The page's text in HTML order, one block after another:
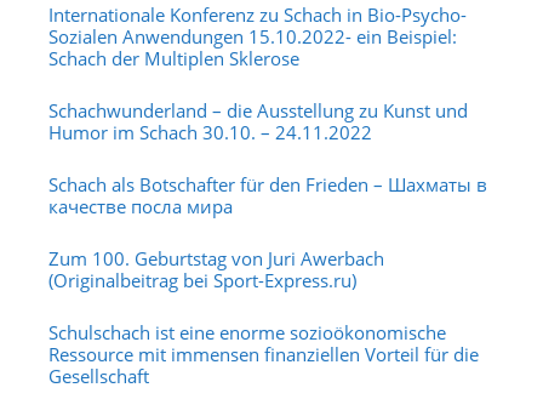
Internationale Konferenz zu Schach in Bio-Psycho-
Sozialen Anwendungen 15.10.2022- ein Beispiel:
Schach der Multiplen Sklerose
Schachwunderland – die Ausstellung zu Kunst und
Humor im Schach 30.10. – 24.11.2022
Schach als Botschafter für den Frieden – Шахматы в
качестве посла мира
Zum 100. Geburtstag von Juri Awerbach
(Originalbeitrag bei Sport-Express.ru)
Schulschach ist eine enorme sozioökonomische
Ressource mit immensen finanziellen Vorteil für die
Gesellschaft